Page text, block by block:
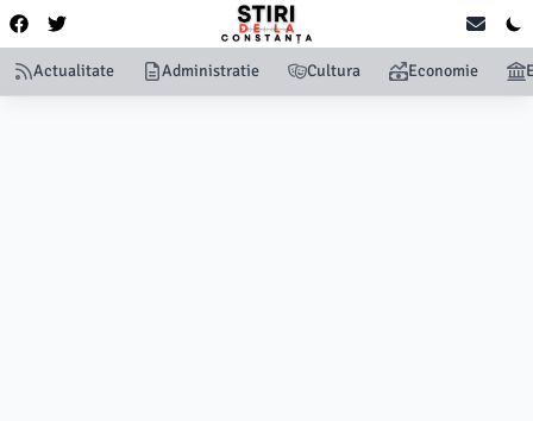
Actualitate Administratie Cultura Economie